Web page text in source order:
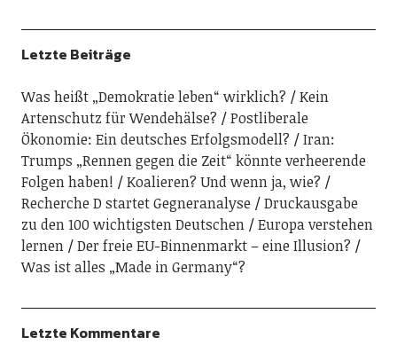
Letzte Beiträge
Was heißt „Demokratie leben“ wirklich?
Kein
Artenschutz für Wendehälse?
Postliberale
Ökonomie: Ein deutsches Erfolgsmodell?
Iran:
Trumps „Rennen gegen die Zeit“ könnte verheerende
Folgen haben!
Koalieren? Und wenn ja, wie?
Recherche D startet Gegneranalyse
Druckausgabe
zu den 100 wichtigsten Deutschen
Europa verstehen
lernen
Der freie EU-Binnenmarkt – eine Illusion?
Was ist alles „Made in Germany“?
Letzte Kommentare